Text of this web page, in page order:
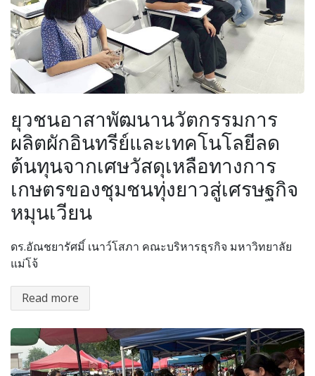
ยุวชนอาสาพัฒนานวัตกรรมการ
ผลิตผักอินทรีย์และเทคโนโลยีลด
ต้นทุนจากเศษวัสดุเหลือทางการ
เกษตรของชุมชนทุ่งยาวสู่เศรษฐกิจ
หมุนเวียน
ดร.อัณชยารัศมิ์ เนาว์โสภา คณะบริหารธุรกิจ มหาวิทยาลัย
แม่โจ้
Read more